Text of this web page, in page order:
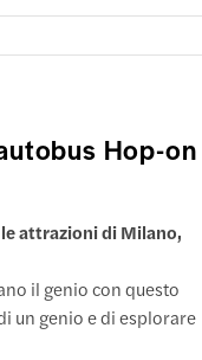
di Milano in 50 minuti,
può salire a bordo
Hop-on
attrazioni di Milano,
il genio con questo
un genio e di esplorare